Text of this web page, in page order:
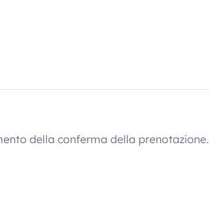
della conferma della prenotazione.